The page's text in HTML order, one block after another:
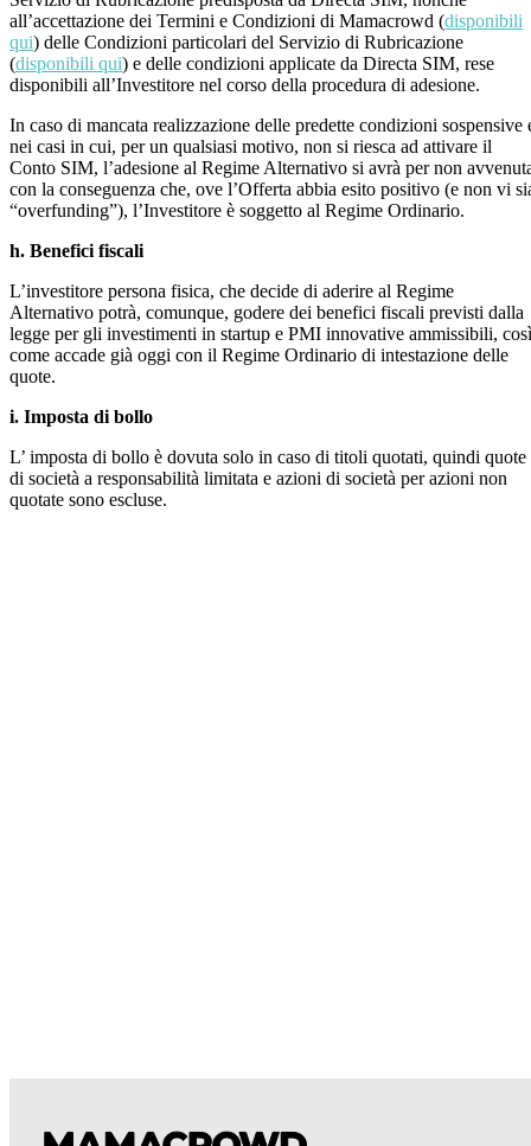
all’accettazione dei Termini e Condizioni di Mamacrowd (disponibili
qui) delle Condizioni particolari del Servizio di Rubricazione
(disponibili qui) e delle condizioni applicate da Directa SIM, rese
disponibili all’Investitore nel corso della procedura di adesione.
In caso di mancata realizzazione delle predette condizioni sospensive
nei casi in cui, per un qualsiasi motivo, non si riesca ad attivare il
Conto SIM, l’adesione al Regime Alternativo si avrà per non
con la conseguenza che, ove l’Offerta abbia esito positivo (e non vi
“overfunding”), l’Investitore è soggetto al Regime Ordinario.
h. Benefici fiscali
L’investitore persona fisica, che decide di aderire al Regime
Alternativo potrà, comunque, godere dei benefici fiscali previsti dalla
legge per gli investimenti in startup e PMI innovative ammissibili, così
come accade già oggi con il Regime Ordinario di intestazione delle
quote.
i. Imposta di bollo
L’ imposta di bollo è dovuta solo in caso di titoli quotati, quindi quote
di società a responsabilità limitata e azioni di società per azioni non
quotate sono escluse.